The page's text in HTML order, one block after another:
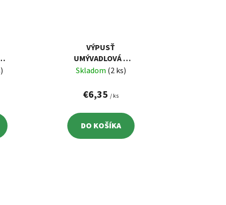
VÝPUSŤ
UMÝVADLOVÁ S
OVLÁDANÍM
Skladom (2 ks)
€6,35 / ks
DO KOŠÍKA